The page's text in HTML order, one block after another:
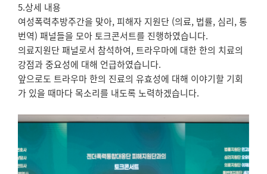
5.상세 내용
여성폭력추방주간을 맞아, 피해자 지원단 (의료, 법률, 심리, 통
번역) 패널들을 모아 토크콘서트를 진행하였습니다.
의료지원단 패널로서 참석하여, 트라우마에 대한 한의 치료의
강점과 중요성에 대해 언급하였습니다.
앞으로도 트라우마 한의 진료의 유효성에 대해 이야기할 기회
가 있을 때마다 목소리를 내도록 노력하겠습니다.